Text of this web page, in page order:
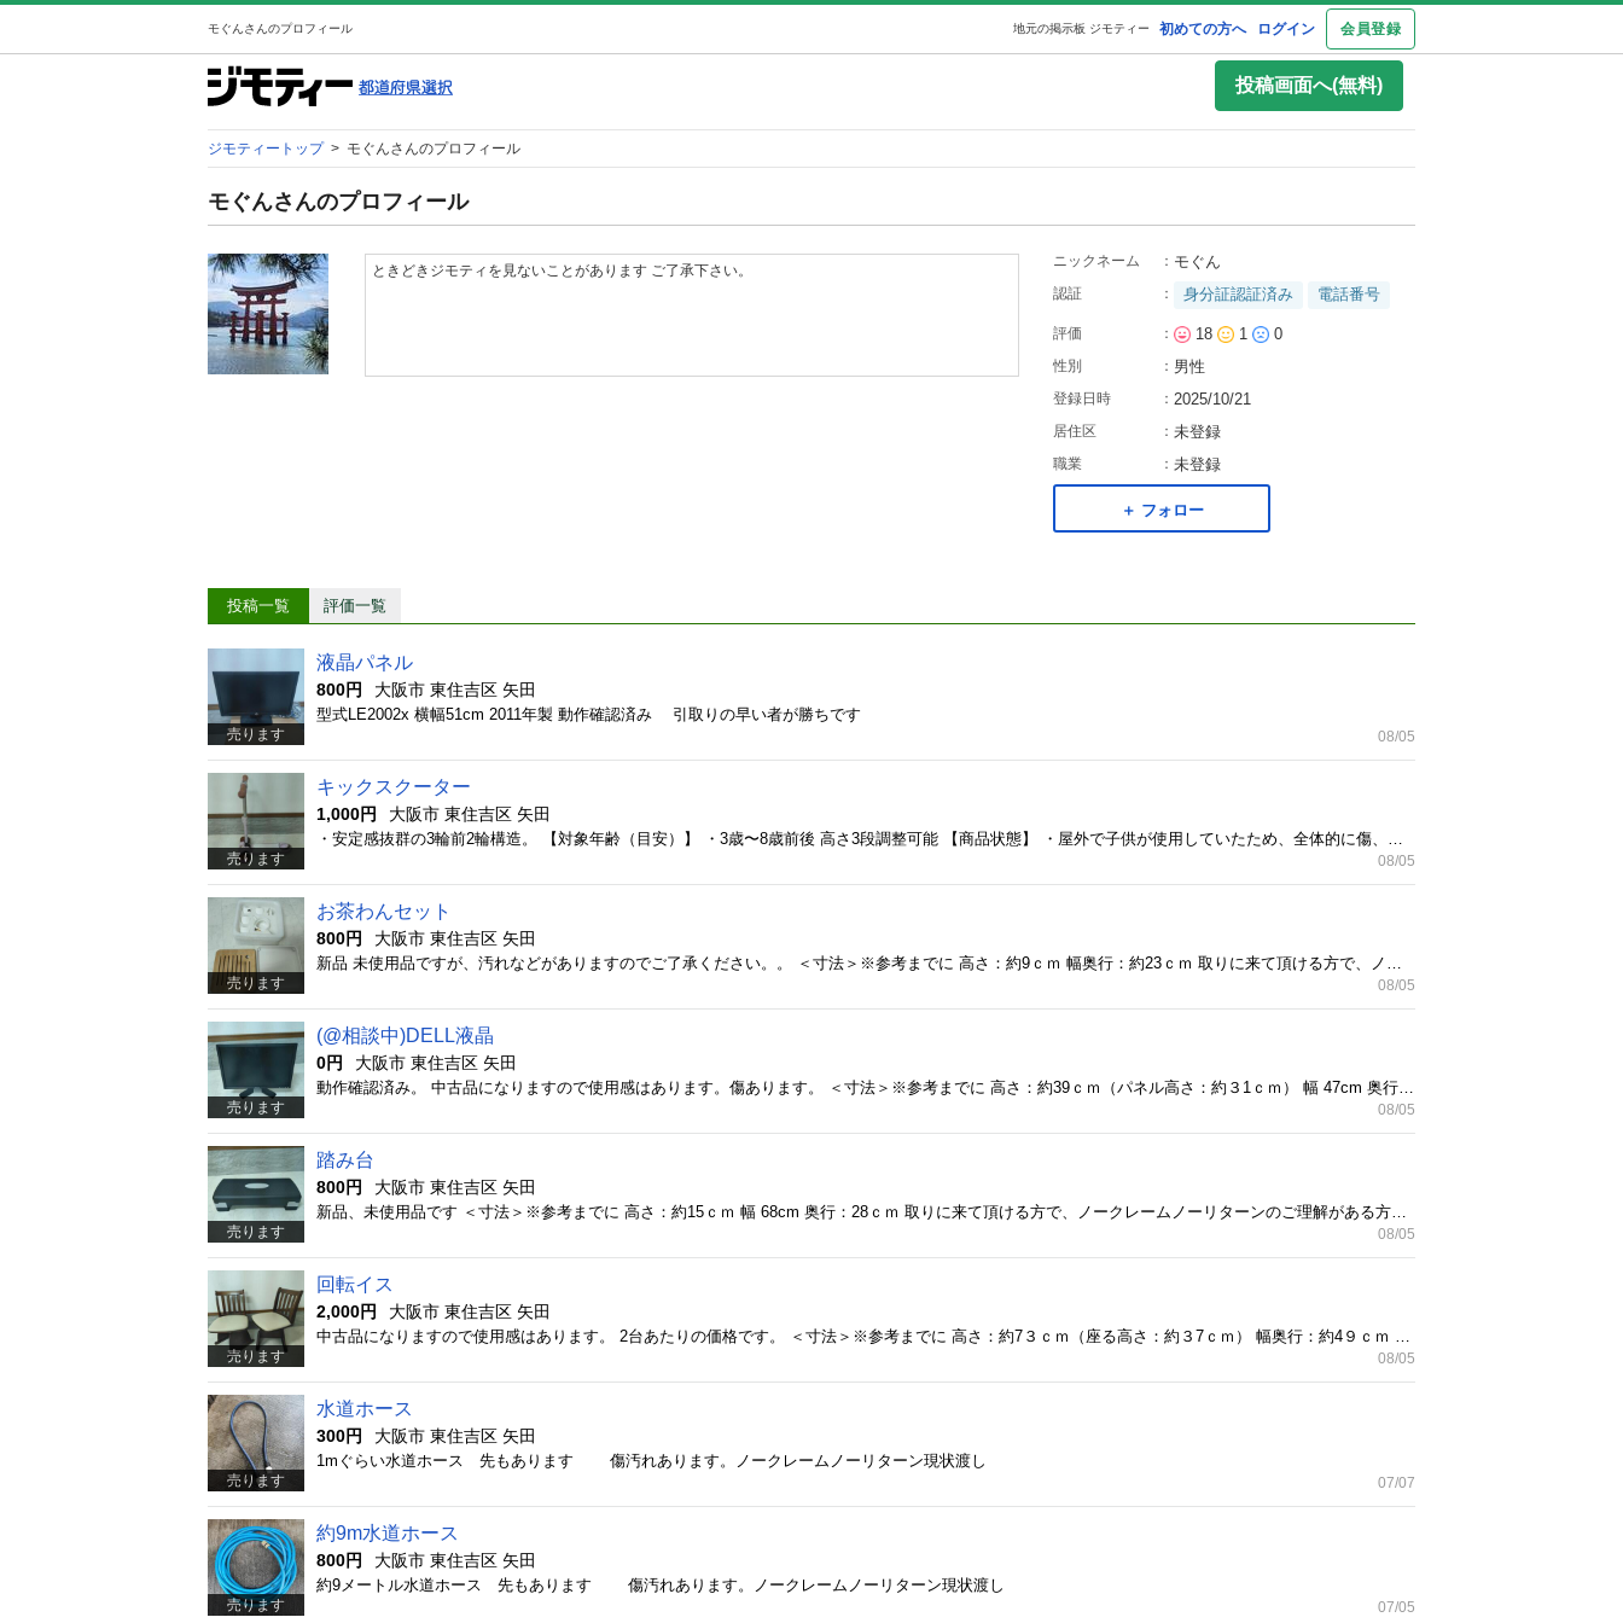
モぐんさんのプロフィール 初めての方へ ログイン 会員登録
地元の掲示板 ジモティー
投稿画面へ(無料)
ジモティートップ > モぐんさんのプロフィール
モぐんさんのプロフィール
ときどきジモティを見ないことがあります ご了承下さい。
ニックネーム ： モぐん
認証 ： 身分証認証済み 電話番号
評価 ： 18 1 0
性別 ： 男性
登録日時 ： 2025/10/21
居住区 ： 未登録
職業 ： 未登録
＋ フォロー
投稿一覧 評価一覧
売ります
液晶パネル
800円 大阪市 東住吉区 矢田
型式LE2002x 横幅51cm 2011年製 動作確認済み 引取りの早い者が勝ちです
08/05
売ります
キックスクーター
1,000円 大阪市 東住吉区 矢田
08/05
売ります
お茶わんセット
800円 大阪市 東住吉区 矢田
08/05
売ります
(@相談中)DELL液晶
0円 大阪市 東住吉区 矢田
08/05
売ります
踏み台
800円 大阪市 東住吉区 矢田
08/05
売ります
回転イス
2,000円 大阪市 東住吉区 矢田
08/05
売ります
水道ホース
300円 大阪市 東住吉区 矢田
1mぐらい水道ホース 先もあります 傷汚れあります。ノークレームノーリターン現状渡し
07/07
売ります
約9m水道ホース
800円 大阪市 東住吉区 矢田
約9メートル水道ホース 先もあります 傷汚れあります。ノークレームノーリターン現状渡し
07/05